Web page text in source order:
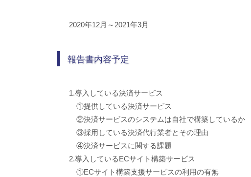
2020年12月～2021年3月
報告書内容予定
1.導入している決済サービス
①提供している決済サービス
②決済サービスのシステムは自社で構築しているか
③採用している決済代行業者とその理由
④決済サービスに関する課題
2.導入しているECサイト構築サービス
①ECサイト構築支援サービスの利用の有無